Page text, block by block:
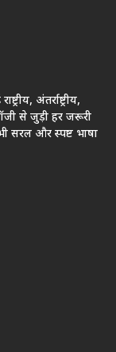
अंतर्राष्ट्रीय,
से जुड़ी हर जरूरी
सरल और स्पष्ट भाषा